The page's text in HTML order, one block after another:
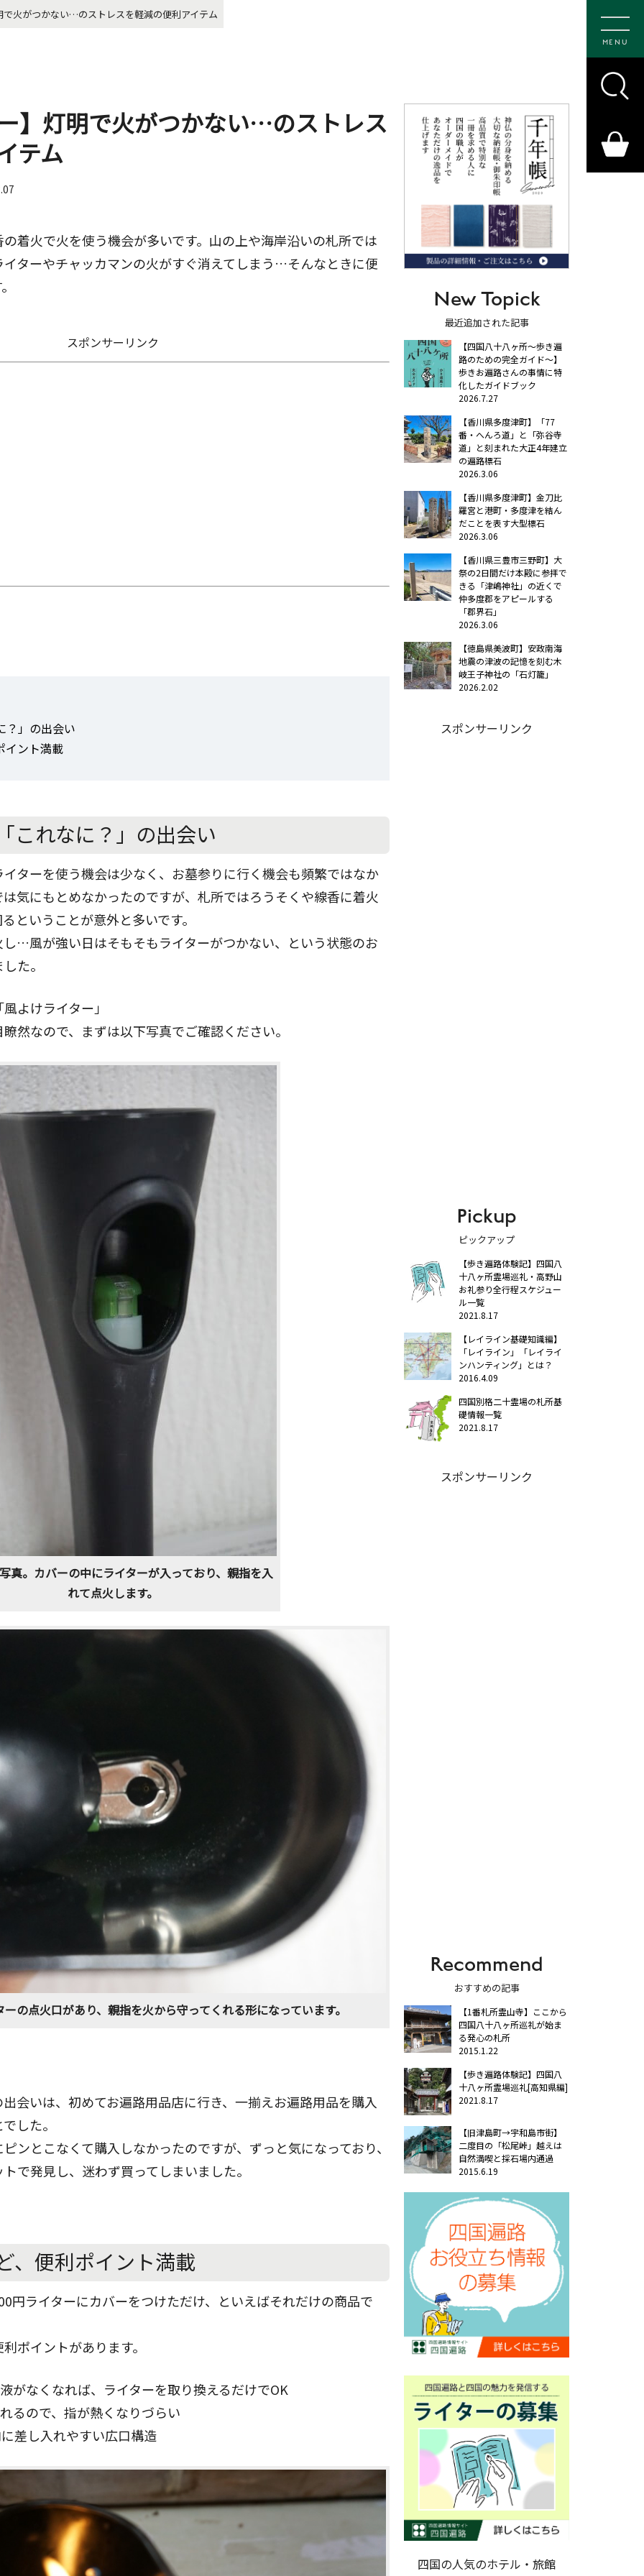
MENU
で火がつかない…のストレスを軽減の便利アイテム
】灯明で火がつかない…のストレス
テム
着火で火を使う機会が多いです。山の上や海岸沿いの札所では
ターやチャッカマンの火がすぐ消えてしまう…そんなときに便
スポンサーリンク
？」の出会い
イント満載
これなに？」の出会い
ターを使う機会は少なく、お墓参りに行く機会も頻繁ではなか
気にもとめなかったのですが、札所ではろうそくや線香に着火
ということが意外と多いです。
…風が強い日はそもそもライターがつかない、という状態のお
た。
よけライター」
然なので、まずは以下写真でご確認ください。
真。カバーの中にライターが入っており、親指を入
れて点火します。
の点火口があり、親指を火から守ってくれる形になっています。
会いは、初めてお遍路用品店に行き、一揃えお遍路用品を購入
した。
ンとこなくて購入しなかったのですが、ずっと気になっており、
で発見し、迷わず買ってしまいました。
、便利ポイント満載
円ライターにカバーをつけただけ、といえばそれだけの商品で
ポイントがあります。
がなくなれば、ライターを取り換えるだけでOK
るので、指が熱くなりづらい
差し入れやすい広口構造
New Topick
最近追加された記事
【四国八十八ヶ所～歩き遍
路のための完全ガイド～】
歩きお遍路さんの事情に特
化したガイドブック
2026.7.27
【香川県多度津町】「77
番・へんろ道」と「弥谷寺
道」と刻まれた大正4年建立
の遍路標石
2026.3.06
【香川県多度津町】金刀比
羅宮と港町・多度津を結ん
だことを表す大型標石
2026.3.06
【香川県三豊市三野町】大
祭の2日間だけ本殿に参拝で
きる「津嶋神社」の近くで
仲多度郡をアピールする
「郡界石」
2026.3.06
【徳島県美波町】安政南海
地震の津波の記憶を刻む木
岐王子神社の「石灯籠」
2026.2.02
スポンサーリンク
Pickup
ピックアップ
【歩き遍路体験記】四国八
十八ヶ所霊場巡礼・高野山
お礼参り全行程スケジュー
ル一覧
2021.8.17
【レイライン基礎知識編】
「レイライン」「レイライ
ンハンティング」とは？
2016.4.09
四国別格二十霊場の札所基
礎情報一覧
2021.8.17
スポンサーリンク
Recommend
おすすめの記事
【1番札所霊山寺】ここから
四国八十八ヶ所巡礼が始ま
る発心の札所
2015.1.22
【歩き遍路体験記】四国八
十八ヶ所霊場巡礼[高知県編]
2021.8.17
【旧津島町→宇和島市街】
二度目の「松尾峠」越えは
自然満喫と採石場内通過
2015.6.19
四国の人気のホテル・旅館